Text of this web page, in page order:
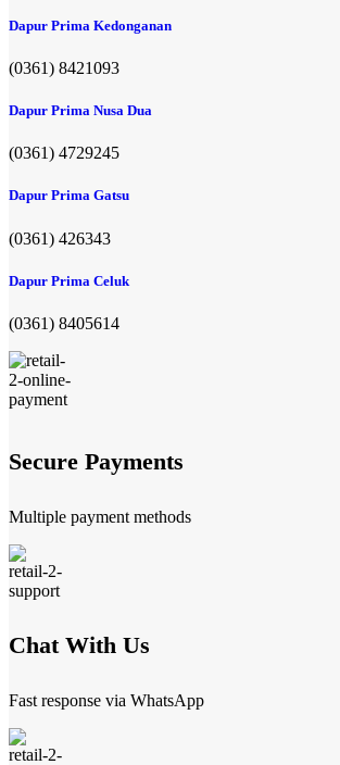
Dapur Prima Kedonganan
(0361) 8421093
Dapur Prima Nusa Dua
(0361) 4729245
Dapur Prima Gatsu
(0361) 426343
Dapur Prima Celuk
(0361) 8405614
Secure Payments
Multiple payment methods
Chat With Us
Fast response via WhatsApp